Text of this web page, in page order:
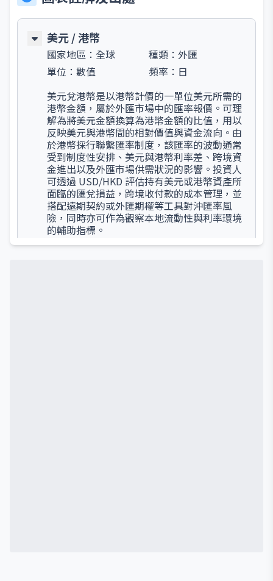
美元 / 港幣
國家地區： 全球 種類： 外匯
單位： 數值 頻率： 日
美元兌港幣是以港幣計價的一單位美元所需的
港幣金額，屬於外匯市場中的匯率報價。可理
解為將美元金額換算為港幣金額的比值，用以
反映美元與港幣間的相對價值與資金流向。由
於港幣採行聯繫匯率制度，該匯率的波動通常
受到制度性安排、美元與港幣利率差、跨境資
金進出以及外匯市場供需狀況的影響。投資人
可透過 USD/HKD 評估持有美元或港幣資產所
面臨的匯兌損益，跨境收付款的成本管理，並
搭配遠期契約或外匯期權等工具對沖匯率風
險，同時亦可作為觀察本地流動性與利率環境
的輔助指標。